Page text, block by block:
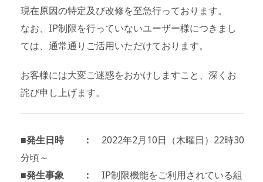
現在原因の特定及び改修を至急行っております。
なお、IP制限を行っていないユーザー様につきまし
ては、通常通りご活用いただけております。
お客様には大変ご迷惑をおかけしますこと、深くお
詫び申し上げます。
■発生日時 ： 2022年2月10日（木曜日）22時30
分頃～
■発生事象 ： IP制限機能をご利用されている組